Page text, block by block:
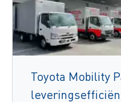
Toyota Mobility